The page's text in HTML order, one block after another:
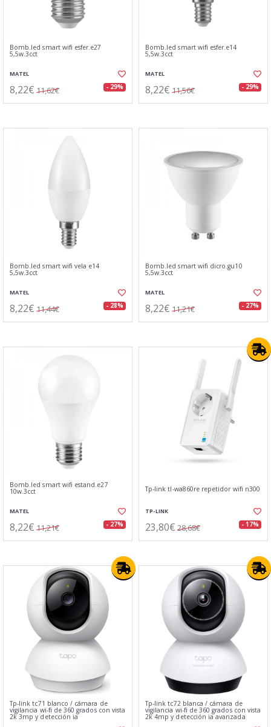
Bomb.led smart wifi esfer.e27
5,5w.3cct
MATEL
8,22€ 11,62€ - 29%
Bomb.led smart wifi esfer.e14
5,5w.3cct
MATEL
8,22€ 11,56€ - 29%
Bomb.led smart wifi vela e14
5,5w.3cct
MATEL
8,22€ 11,44€ - 28%
Bomb.led smart wifi dicro.gu10
5,5w.3cct
MATEL
8,22€ 11,21€ - 27%
Bomb.led smart wifi estand.e27
10w.3cct
MATEL
8,22€ 11,21€ - 27%
Tp-link tl-wa860re repetidor wifi n300
TP-LINK
23,80€ 28,68€ - 17%
Tp-link tc71 blanco / cámara de
vigilancia wi-fi de 360 grados con vista
2k 3mp y detección ia
Tp-link tc72 blanca / cámara de
vigilancia wi-fi de 360 grados con vista
2k 4mp y detección ia avanzada